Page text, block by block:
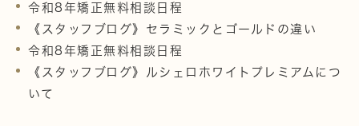
令和8年矯正無料相談日程
《スタッフブログ》セラミックとゴールドの違い
令和8年矯正無料相談日程
《スタッフブログ》ルシェロホワイトプレミアムにつ
いて